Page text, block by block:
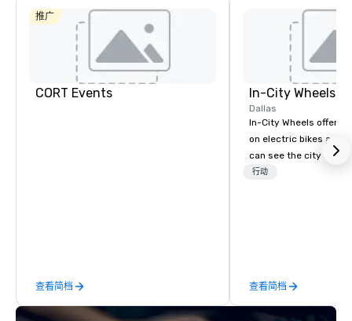
Crowne
Dallas
Ctr - Love
Field
Budget Suites
of America
Empire
Central/Dallas
推广
CORT Events
查看简档
In-City Wheels
Dallas
In-City Wheels offers
on electric bikes and
can see the city in
possible. Our tours
行动
查看简档